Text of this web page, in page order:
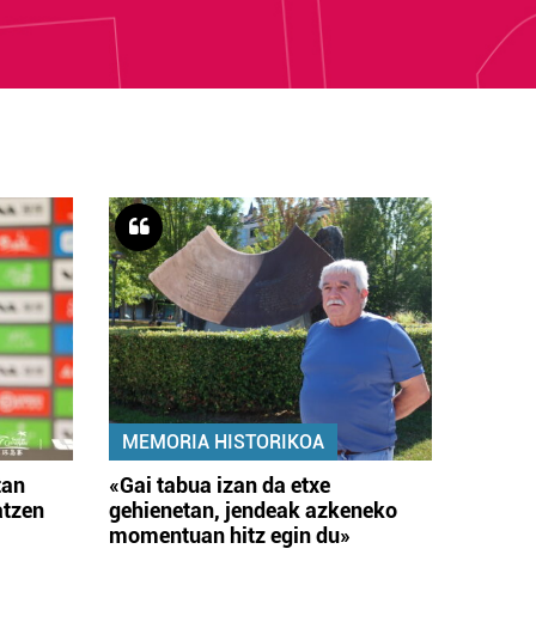
MEMORIA HISTORIKOA
«Gai tabua izan da etxe
gehienetan, jendeak azkeneko
momentuan hitz egin du»